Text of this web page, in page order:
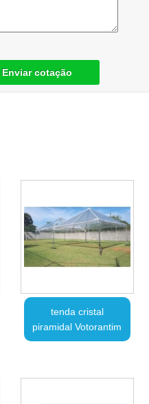
Enviar cotação
tenda cristal
piramidal Votorantim